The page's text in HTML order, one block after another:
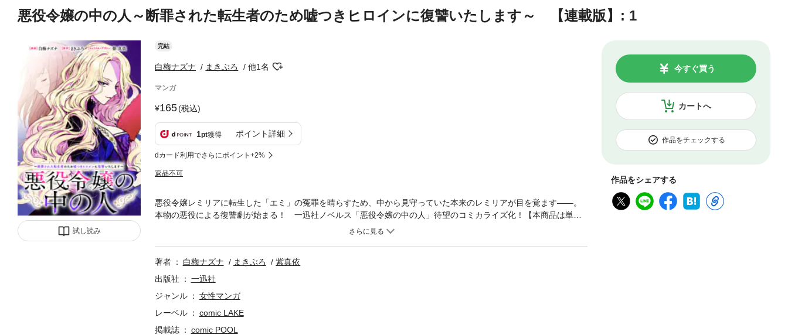
悪役令嬢の中の人～断罪された転生者のため嘘つきヒロインに復讐いたします～ 【連載版】: 1
試し読み
完結
白梅ナズナ まきぶろ 他1名
マンガ
165(税込)
1pt獲得 ポイント詳細
dカード利用でさらにポイント+2%
返品不可
カートへ
今すぐ買う
作品をチェックする
作品をシェアする
悪役令嬢レミリアに転生した「エミ」の冤罪を晴らすため、中から見守っていた本来のレミリアが目を覚ます――。
本物の悪役による復讐劇が始まる！ 一迅社ノベルス「悪役令嬢の中の人」待望のコミカライズ化！【本商品は単話
コンテンツとなります。単行本版と収録内容が異なる場合がございます。漫画内の告知等は過去のものとなりますの
著者 白梅ナズナ まきぶろ
紫真依
出版社
一迅社
ジャンル
女性マンガ
レーベル
comic LAKE
掲載誌
comic POOL